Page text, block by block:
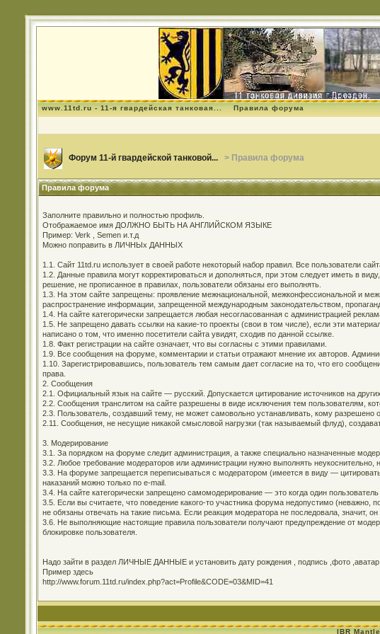
www.11td.ru - 11-я гвардейская танковая... Правила форума
Форум 11-й гвардейской танковой... > Правила форума
Правила форума
Заполните правильно и полностью профиль.
Отображаемое имя ДОЛЖНО БЫТЬ НА АНГЛИЙСКОМ ЯЗЫКЕ
Пример: Verk , Semen и.т.д
Можно поправить в ЛИЧНЫх ДАННЫХ
1.1. Сайт 11td.ru использует в своей работе некоторый набор правил. Все пользователи
1.2. Данные правила могут корректироваться и дополняться, при этом следует иметь в
решение, не прописанное в правилах, пользователи обязаны его выполнять.
1.3. На этом сайте запрещены: проявление межнациональной, межконфессиональной и
распространение информации, запрещенной международным законодательством,
1.4. На сайте категорически запрещается любая несогласованная с администрацией
1.5. Не запрещено давать ссылки на какие-то проекты (свои в том числе), если эти
написано о том, что именно посетители сайта увидят, сходив по данной ссылке.
1.8. Факт регистрации на сайте означает, что вы согласны с этими правилами.
1.9. Все сообщения на форуме, комментарии и статьи отражают мнение их авторов.
1.10. Зарегистрировавшись, пользователь тем самым дает согласие на то, что его
права.
2. Сообщения
2.1. Официальный язык на сайте — русский. Допускается цитирование источников на
2.2. Сообщения транслитом на сайте разрешены в виде исключения тем пользователям,
2.3. Пользователь, создавший тему, не может самовольно устанавливать, кому разрешено
2.11. Сообщения, не несущие никакой смысловой нагрузки (так называемый флуд),
3. Модерирование
3.1. За порядком на форуме следит администрация, а также специально назначенные
3.2. Любое требование модераторов или администрации нужно выполнять
3.3. На форуме запрещается переписываться с модератором (имеется в виду —
наказаний можно только по e-mail.
3.4. На сайте категорически запрещено самомодерирование — это когда один
3.5. Если вы считаете, что поведение какого-то участника форума недопустимо
не обязаны отвечать на такие письма. Если реакция модератора не последовала, значит,
3.6. Не выполняющие настоящие правила пользователи получают предупреждение от
блокировке пользователя.
Надо зайти в раздел ЛИЧНЫЕ ДАННЫЕ и установить дату рождения , подпись ,фото ,аватар
Пример здесь
http://www.forum.11td.ru/index.php?act=Profile&CODE=03&MID=41
IBR